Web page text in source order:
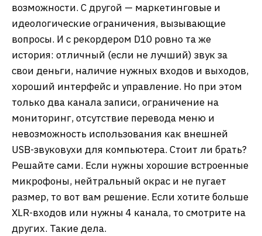
возможности. С другой — маркетинговые и
идеологические ограничения, вызывающие
вопросы. И с рекордером D10 ровно та же
история: отличный (если не лучший) звук за
свои деньги, наличие нужных входов и выходов,
хороший интерфейс и управление. Но при этом
только два канала записи, ограничение на
мониторинг, отсутствие перевода меню и
невозможность использования как внешней
USB-звуковухи для компьютера. Стоит ли брать?
Решайте сами. Если нужны хорошие встроенные
микрофоны, нейтральный окрас и не пугает
размер, то вот вам решение. Если хотите больше
XLR-входов или нужны 4 канала, то смотрите на
других. Такие дела.